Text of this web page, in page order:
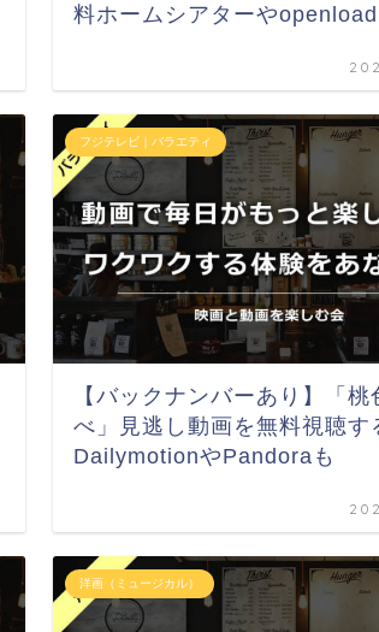
料ホームシアターやopenload
フジテレビ｜バラエティ
【バックナンバーあり】「桃
べ」見逃し動画を無料視聴す
DailymotionやPandoraも
洋画（ミュージカル）